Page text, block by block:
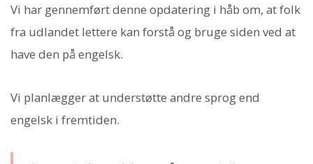
Vi har gennemført denne opdatering i håb om, at folk
fra udlandet lettere kan forstå og bruge siden ved at
have den på engelsk.
Vi planlægger at understøtte andre sprog end
engelsk i fremtiden.